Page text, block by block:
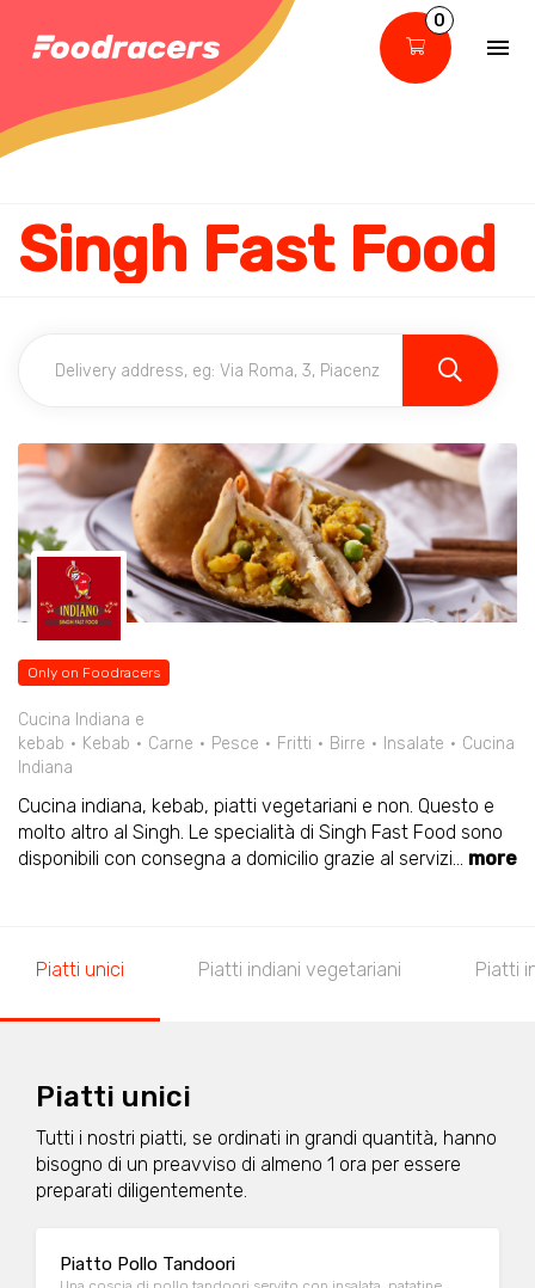
0
Singh Fast Food
Only on Foodracers
Cucina Indiana e
kebab
Kebab Carne Pesce Fritti Birre Insalate
Cucina
Indiana
Cucina indiana, kebab, piatti vegetariani e non. Questo e
molto altro al Singh. Le specialità di Singh Fast Food sono
disponibili con consegna a domicilio grazie al servizi... more
Piatti unici Piatti indiani vegetariani Piatti
Piatti unici
Tutti i nostri piatti, se ordinati in grandi quantità, hanno
bisogno di un preavviso di almeno 1 ora per essere
preparati diligentemente.
Piatto Pollo Tandoori